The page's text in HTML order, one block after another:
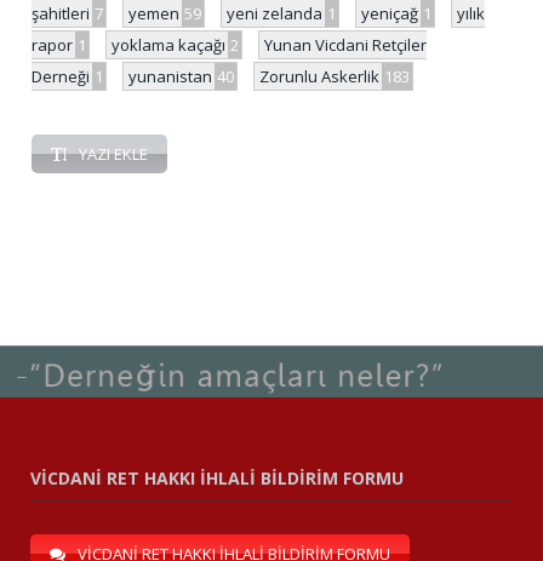
şahitleri 7 yemen 59 yeni zelanda 1 yeniçağ 1
yılık
rapor 1 yoklama kaçağı 2
Yunan Vicdani Retçiler
Derneği 1 yunanistan 40 Zorunlu Askerlik 183
YAZI EKLE
VİCDANİ RET HAKKI İHLALİ BİLDİRİM FORMU
VİCDANİ RET HAKKI İHLALİ BİLDİRİM FORMU